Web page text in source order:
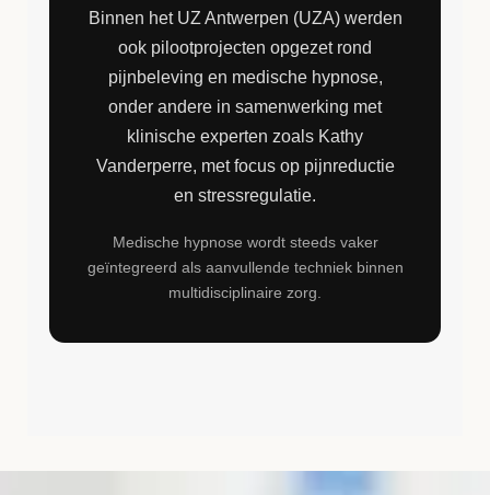
Binnen het UZ Antwerpen (UZA) werden
ook pilootprojecten opgezet rond
pijnbeleving en medische hypnose,
onder andere in samenwerking met
klinische experten zoals Kathy
Vanderperre, met focus op pijnreductie
en stressregulatie.
Medische hypnose wordt steeds vaker
geïntegreerd als aanvullende techniek binnen
multidisciplinaire zorg.